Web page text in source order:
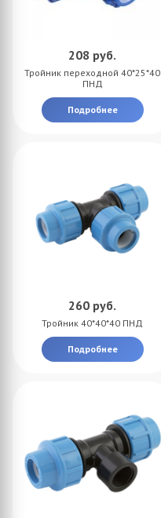
208 руб.
Тройник переходной 40*25*40
ПНД
Подробнее
260 руб.
Тройник 40*40*40 ПНД
Подробнее